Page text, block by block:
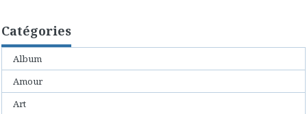
Catégories
Album
Amour
Art